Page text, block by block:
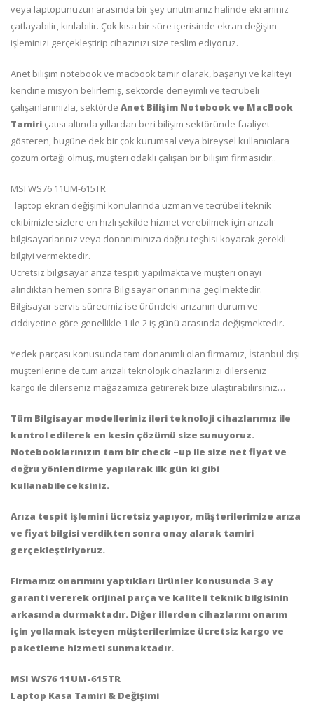
veya laptopunuzun arasında bir şey unutmanız halinde ekranınız
çatlayabilir, kırılabilir. Çok kısa bir süre içerisinde ekran değişim
işleminizi gerçekleştirip cihazınızı size teslim ediyoruz.
Anet bilişim notebook ve macbook tamir olarak, başarıyı ve kaliteyi
kendine misyon belirlemiş, sektörde deneyimli ve tecrübeli
çalışanlarımızla, sektörde Anet Bilişim Notebook ve MacBook
Tamiri çatısı altında yıllardan beri bilişim sektöründe faaliyet
gösteren, bugüne dek bir çok kurumsal veya bireysel kullanıcılara
çözüm ortağı olmuş, müşteri odaklı çalışan bir bilişim firmasıdır..
MSI WS76 11UM-615TR
laptop ekran değişimi konularında uzman ve tecrübeli teknik
ekibimizle sizlere en hızlı şekilde hizmet verebilmek için arızalı
bilgisayarlarınız veya donanımınıza doğru teşhisi koyarak gerekli
bilgiyi vermektedir.
Ücretsiz bilgisayar arıza tespiti yapılmakta ve müşteri onayı
alındıktan hemen sonra Bilgisayar onarımına geçilmektedir.
Bilgisayar servis sürecimiz ise üründeki arızanın durum ve
ciddiyetine göre genellikle 1 ile 2 iş günü arasında değişmektedir.
Yedek parçası konusunda tam donanımlı olan firmamız, İstanbul dışı
müşterilerine de tüm arızalı teknolojik cihazlarınızı dilerseniz
kargo ile dilerseniz mağazamıza getirerek bize ulaştırabilirsiniz…
Tüm Bilgisayar modelleriniz ileri teknoloji cihazlarımız ile
kontrol edilerek en kesin çözümü size sunuyoruz.
Notebooklarınızın tam bir check –up ile size net fiyat ve
doğru yönlendirme yapılarak ilk gün ki gibi
kullanabileceksiniz.
Arıza tespit işlemini ücretsiz yapıyor, müşterilerimize arıza
ve fiyat bilgisi verdikten sonra onay alarak tamiri
gerçekleştiriyoruz.
Firmamız onarımını yaptıkları ürünler konusunda 3 ay
garanti vererek orijinal parça ve kaliteli teknik bilgisinin
arkasında durmaktadır. Diğer illerden cihazlarını onarım
için yollamak isteyen müşterilerimize ücretsiz kargo ve
paketleme hizmeti sunmaktadır.
MSI WS76 11UM-615TR
Laptop Kasa Tamiri & Değişimi